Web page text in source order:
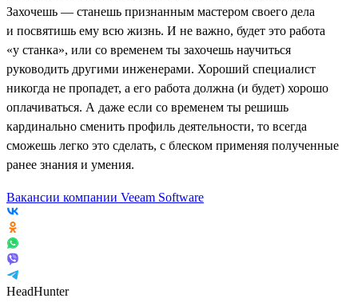
Захочешь — станешь признанным мастером своего дела
и посвятишь ему всю жизнь. И не важно, будет это работа
«у станка», или со временем ты захочешь научиться
руководить другими инженерами. Хороший специалист
никогда не пропадет, а его работа должна (и будет) хорошо
оплачиваться. А даже если со временем ты решишь
кардинально сменить профиль деятельности, то всегда
сможешь легко это сделать, с блеском применяя полученные
ранее знания и умения.
Вакансии компании Veeam Software
HeadHunter